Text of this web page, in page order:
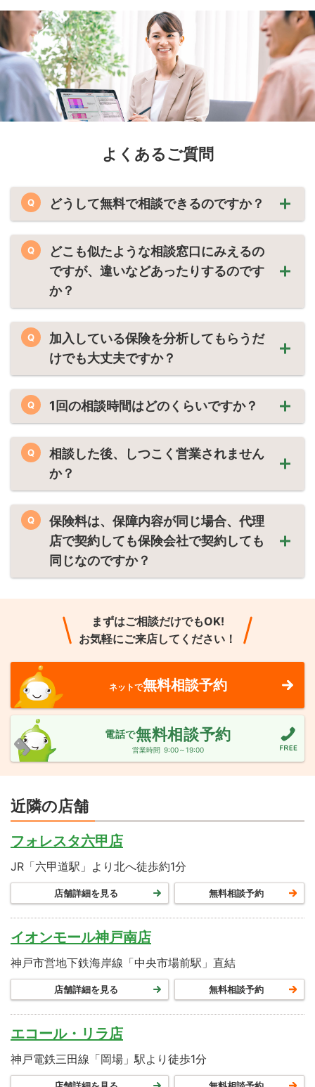
よくあるご質問
Q どうして無料で相談できるのですか？
Q
どこも似たような相談窓口にみえるの
ですが、違いなどあったりするのです
か？
Q
加入している保険を分析してもらうだ
けでも大丈夫ですか？
Q 1回の相談時間はどのくらいですか？
Q
相談した後、しつこく営業されません
か？
Q
保険料は、保障内容が同じ場合、代理
店で契約しても保険会社で契約しても
同じなのですか？
まずはご相談だけでもOK!
お気軽にご来店してください！
ネットで無料相談予約
電話で無料相談予約
営業時間 9:00～19:00
近隣の店舗
フォレスタ六甲店
JR「六甲道駅」より北へ徒歩約1分
店舗詳細を見る 無料相談予約
イオンモール神戸南店
神戸市営地下鉄海岸線「中央市場前駅」直結
店舗詳細を見る 無料相談予約
エコール・リラ店
神戸電鉄三田線「岡場」駅より徒歩1分